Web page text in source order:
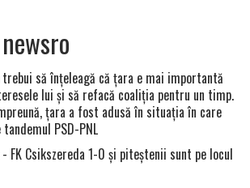
trebui să înţeleagă că ţara e mai importantă
lui şi să refacă coaliţia pentru un timp.
ţara a fost adusă în situaţia în care
PSD-PNL
- FK Csikszereda 1-0 şi piteştenii sunt pe locul